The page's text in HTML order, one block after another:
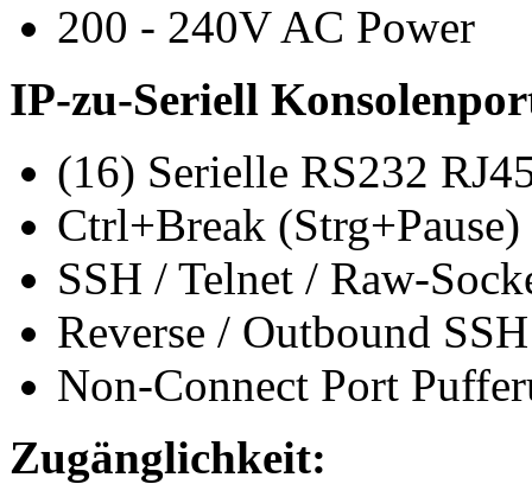
200 - 240V AC Power
IP-zu-Seriell
(16) Serielle RS232
Ctrl+Break
SSH / Telnet / Raw-
Reverse / Outbound SSH
Non-Connect Port
Zugänglichkeit: